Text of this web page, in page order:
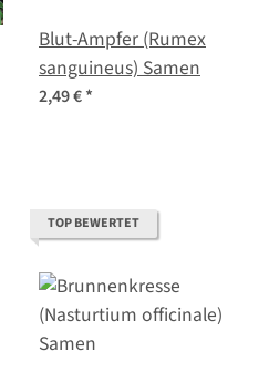
Blut-Ampfer (Rumex
sanguineus) Samen
2,49 €*
TOP BEWERTET